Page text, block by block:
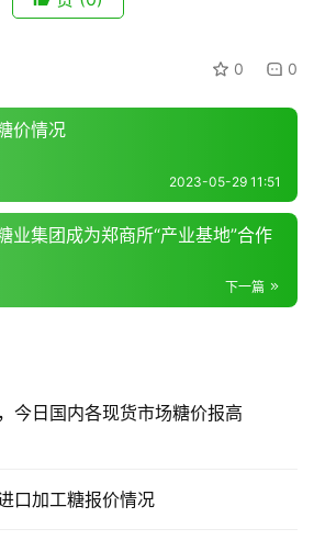
0 0
价情况
2023-05-29 11:51
业集团成为郑商所“产业基地”合作
下一篇
今日国内各现货市场糖价报高
口加工糖报价情况